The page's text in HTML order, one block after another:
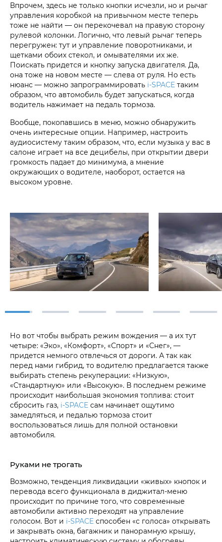
Впрочем, здесь не только кнопки исчезли, но и рычаг
управления коробкой на привычном месте теперь
тоже не найти — он перекочевал на правую сторону
рулевой колонки. Логично, что левый рычаг теперь
перегружен: тут и управление поворотниками, и
щетками обоих стекол, и омывателями их же.
Поискать придется и кнопку запуска двигателя. Да,
она тоже на новом месте — слева от руля. Но есть
нюанс — можно запрограммировать i‑SPACE таким
образом, что автомобиль будет запускаться, когда
водитель нажимает на педаль тормоза.
Вообще, покопавшись в меню, можно обнаружить
очень интересные опции. Например, настроить
аудиосистему таким образом, что, если музыка у вас в
салоне играет на все децибелы, при открытии двери
громкость падает до минимума, а мнение
окружающих о водителе, наоборот, остается на
высоком уровне.
Но вот чтобы выбрать режим вождения — а их тут
четыре: «Эко», «Комфорт», «Спорт» и «Снег», —
придется немного отвлечься от дороги. А так как
перед нами гибрид, то водителю предлагается также
выбирать степень рекуперации: «Низкую»,
«Стандартную» или «Высокую». В последнем режиме
происходит наибольшая экономия топлива: стоит
сбросить газ, i‑SPACE сам начинает ощутимо
замедляться, и педалью тормоза стоит
воспользоваться лишь для полной остановки
автомобиля.
Руками не трогать
Возможно, тенденция ликвидации «живых» кнопок и
перевода всего функционала в диджитал-меню
происходит по причине того, что современные
автомобили активно переходят на управление
голосом. Вот и i‑SPACE способен «с голоса» открывать
и закрывать окна, багажник и панорамную крышу,